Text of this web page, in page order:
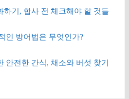
하기, 합사 전 체크해야 할 것들
인 방어법은 무엇인가?
안전한 간식, 채소와 버섯 찾기